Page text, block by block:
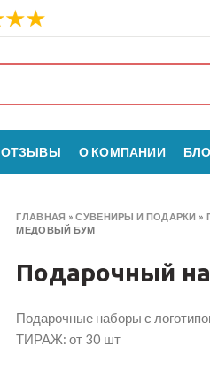
ОТЗЫВЫ О КОМПАНИИ
ГЛАВНАЯ »СУВЕНИРЫ И ПОДАРКИ »
МЕДОВЫЙ БУМ
Подарочный
Подарочные наборы с
ТИРАЖ: от 30 шт